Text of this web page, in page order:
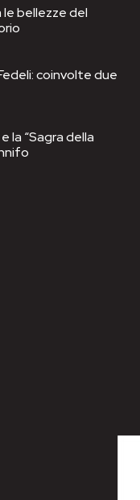
le bellezze del
coinvolte due
la “Sagra della